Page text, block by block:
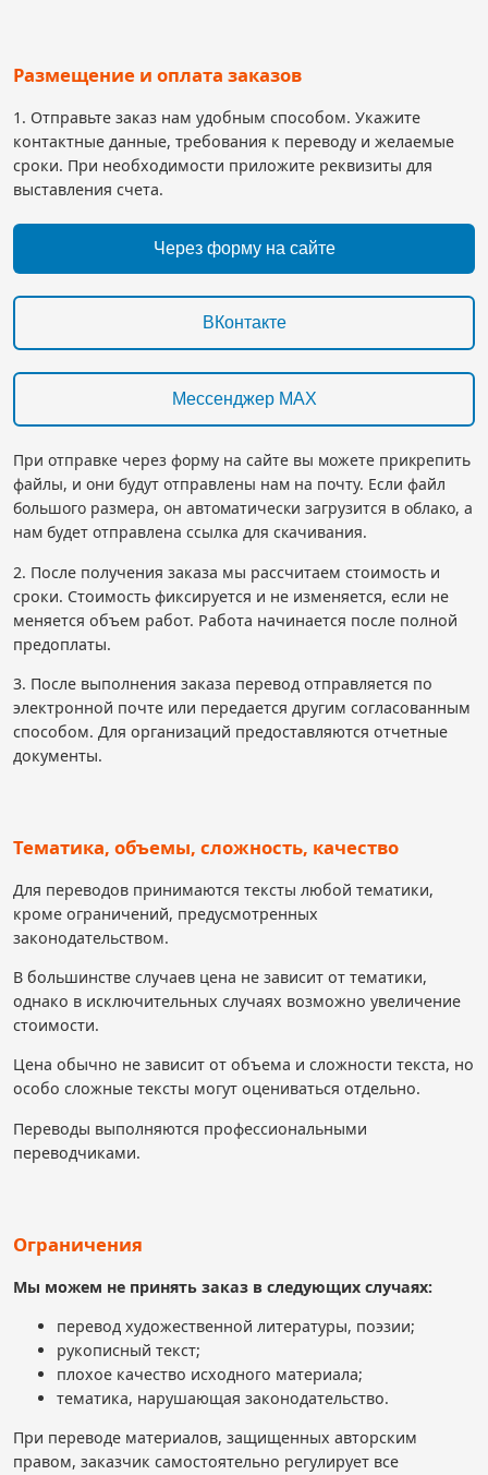
Размещение и оплата заказов
1. Отправьте заказ нам удобным способом. Укажите
контактные данные, требования к переводу и желаемые
сроки. При необходимости приложите реквизиты для
выставления счета.
Через форму на сайте
ВКонтакте
Мессенджер MAX
При отправке через форму на сайте вы можете прикрепить
файлы, и они будут отправлены нам на почту. Если файл
большого размера, он автоматически загрузится в облако, а
нам будет отправлена ссылка для скачивания.
2. После получения заказа мы рассчитаем стоимость и
сроки. Стоимость фиксируется и не изменяется, если не
меняется объем работ. Работа начинается после полной
предоплаты.
3. После выполнения заказа перевод отправляется по
электронной почте или передается другим согласованным
способом. Для организаций предоставляются отчетные
документы.
Тематика, объемы, сложность, качество
Для переводов принимаются тексты любой тематики,
кроме ограничений, предусмотренных
законодательством.
В большинстве случаев цена не зависит от тематики,
однако в исключительных случаях возможно увеличение
стоимости.
Цена обычно не зависит от объема и сложности текста, но
особо сложные тексты могут оцениваться отдельно.
Переводы выполняются профессиональными
переводчиками.
Ограничения
Мы можем не принять заказ в следующих случаях:
перевод художественной литературы, поэзии;
рукописный текст;
плохое качество исходного материала;
тематика, нарушающая законодательство.
При переводе материалов, защищенных авторским
правом, заказчик самостоятельно регулирует все